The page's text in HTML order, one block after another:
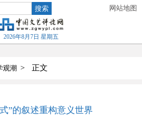
搜索 网站地图
2026年8月7日 星期五
观潮 > 正文
”的叙述重构意义世界